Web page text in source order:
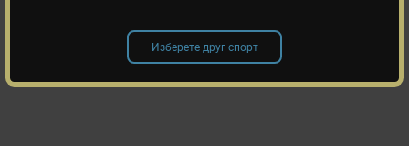
Изберете друг спорт